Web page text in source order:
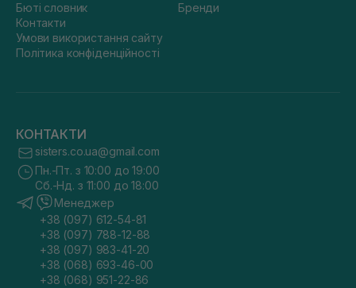
Бюті словник
Контакти
Умови використання сайту
Політика конфіденційності
Бренди
КОНТАКТИ
sisters.co.ua@gmail.com
Пн.-Пт. з 10:00 до 19:00
Сб.-Нд. з 11:00 до 18:00
Менеджер
+38 (097) 612-54-81
+38 (097) 788-12-88
+38 (097) 983-41-20
+38 (068) 693-46-00
+38 (068) 951-22-86